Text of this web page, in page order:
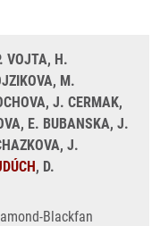
VOJTA, H.
M.
J. CERMAK,
E. BUBANSKA, J.
J.
, D.
Blackfan